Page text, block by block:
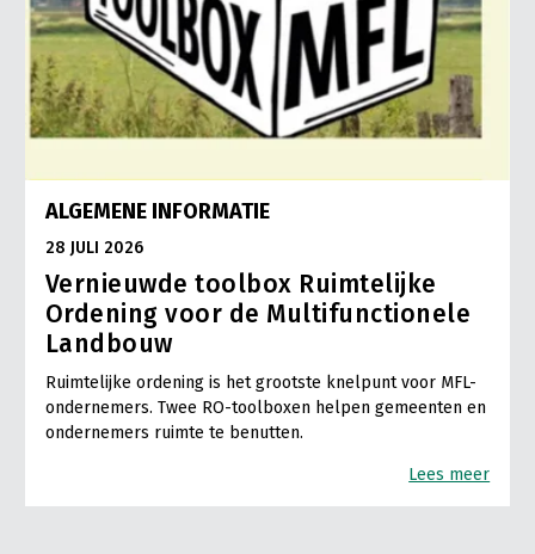
ALGEMENE INFORMATIE
28 JULI 2026
Vernieuwde toolbox Ruimtelijke
Ordening voor de Multifunctionele
Landbouw
Ruimtelijke ordening is het grootste knelpunt voor MFL-
ondernemers. Twee RO-toolboxen helpen gemeenten en
ondernemers ruimte te benutten.
Lees meer